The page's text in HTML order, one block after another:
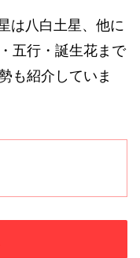
は八白土星、他に
五行・誕生花まで
も紹介していま